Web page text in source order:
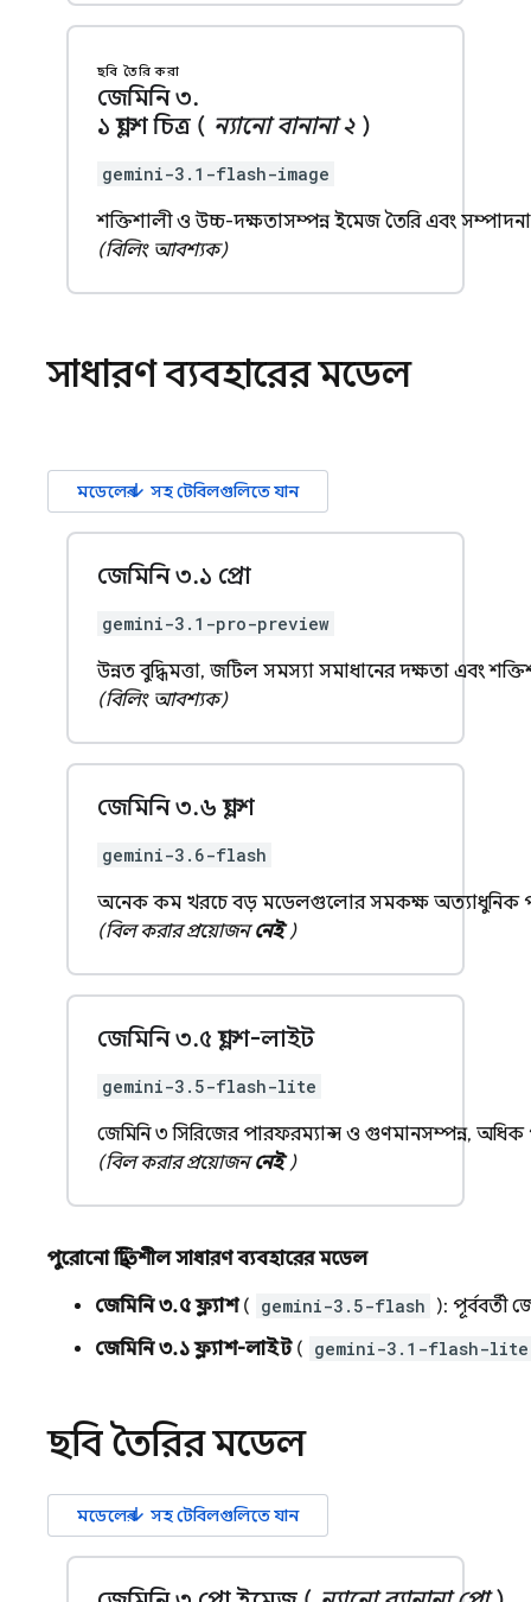
ছবি তৈরি করা
জেমিনি ৩.
১ ফ্ল্যাশ চিত্র ( ন্যানো বানানা ২)
gemini-3.1-flash-image
শক্তিশালী ও উচ্চ-দক্ষতাসম্পন্ন ইমেজ তৈরি এবং
(বিলিং আবশ্যক)
সাধারণ ব্যবহারের মডেল
মডেলের
arrow_downward সহ টেবিলগুলিতে যান
জেমিনি ৩.১ প্রো
gemini-3.1-pro-preview
উন্নত বুদ্ধিমত্তা, জটিল সমস্যা সমাধানের দক্ষতা এবং
(বিলিং আবশ্যক)
জেমিনি ৩.৬ ফ্ল্যাশ
gemini-3.6-flash
অনেক কম খরচে বড় মডেলগুলোর সমকক্ষ অত্যাধুনিক
(বিল করার প্রয়োজননেই)
জেমিনি ৩.৫ ফ্ল্যাশ-লাইট
gemini-3.5-flash-lite
জেমিনি ৩ সিরিজের পারফরম্যান্স ও গুণমানসম্পন্ন,
(বিল করার প্রয়োজননেই)
পুরোনো স্থিতিশীল সাধারণ ব্যবহারের মডেল
জেমিনি ৩.৫ ফ্ল্যাশ( gemini-3.5-flash ): পূর্ববর্তী
জেমিনি ৩.১ ফ্ল্যাশ-লাইট( gemini-3.1-flash-lite
ছবি তৈরির মডেল
মডেলের
arrow_downward সহ টেবিলগুলিতে যান